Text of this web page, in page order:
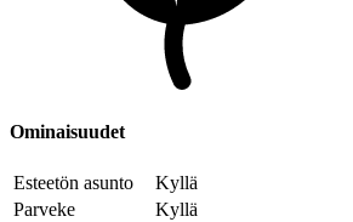
Ominaisuudet
Esteetön asunto
Kyllä
Parveke
Kyllä